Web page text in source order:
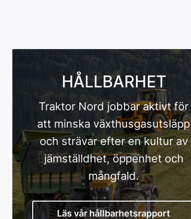
HÅLLBARHET
Traktor Nord jobbar aktivt för
att minska växthusgasutsläpp
och strävar efter en kultur av
jämställdhet, öppenhet och
mångfald.
Läs vår hållbarhetsrapport